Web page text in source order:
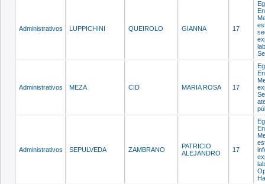
Administrativos LUPPICHINI QUEIROLO GIANNA 17
Administrativos MEZA CID MARIA ROSA 17
Administrativos SEPULVEDA ZAMBRANO
PATRICIO
ALEJANDRO
17